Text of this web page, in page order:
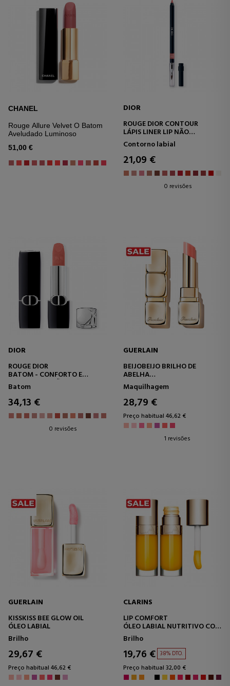
CHANEL
Rouge Allure Velvet O Batom
Aveludado Luminoso
51,00 €
DIOR
ROUGE DIOR CONTOUR
LÁPIS LINER LIP NÃO
TRANSFERENTE - DE LONGA
DURAÇÃO
Contorno labial
21,09 €
0 revisões
DIOR
ROUGE DIOR
BATOM - CONFORTO E
LONGA DURAÇÃO -
TRATAMENTO FLORAL
HIDRATANTE
Batom
34,13 €
0 revisões
GUERLAIN
BEIJOBEIJO BRILHO DE
ABELHA
PROTETOR LABIAL
Maquilhagem
28,79 €
Preço habitual 46,62 €
1 revisões
GUERLAIN
KISSKISS BEE GLOW OIL
ÓLEO LABIAL
Brilho
29,67 €
Preço habitual 46,62 €
CLARINS
LIP COMFORT
ÓLEO LABIAL NUTRITIVO COM
COR
Brilho
19,76 € 38% DTO.
Preço habitual 32,00 €